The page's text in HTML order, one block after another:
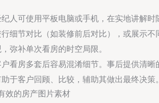
人可使用平板电脑或手机，在实地讲解时
细节对比（如装修前后对比），或展示不
弥补单次看房的时空局限。
看房多套后容易混淆细节。事后提供清晰
于客户回顾、比较，辅助其做出最终决策
效的房产图片素材